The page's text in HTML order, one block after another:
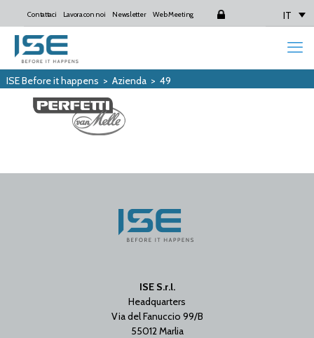
Contattaci Lavora con noi Newsletter Web Meeting IT
ISE Before it happens > Azienda> 49
ISE S.r.l.
Headquarters
Via del Fanuccio 99/B
55012 Marlia